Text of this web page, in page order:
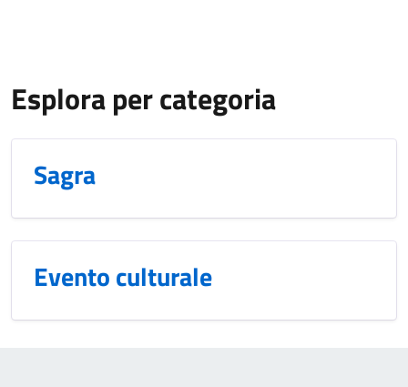
Esplora per categoria
Sagra
Evento culturale